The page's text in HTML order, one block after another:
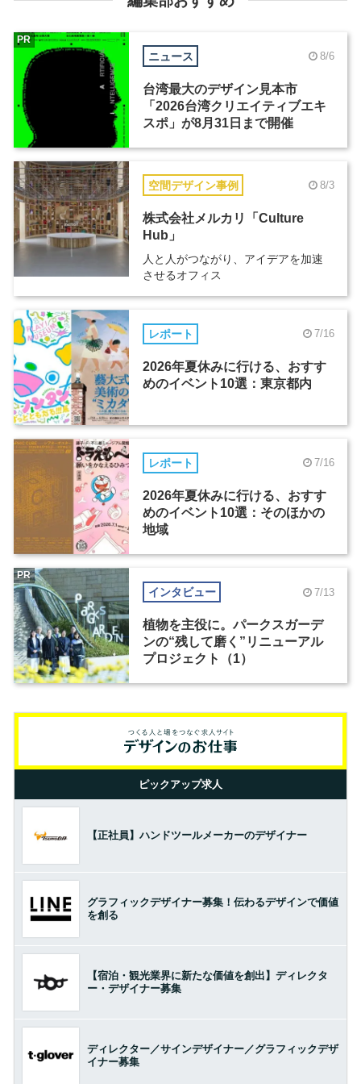
ニュース 8/6
台湾最大のデザイン見本市
「2026台湾クリエイティブエキ
スポ」が8月31日まで開催
PR
空間デザイン事例 8/3
株式会社メルカリ「Culture
Hub」
人と人がつながり、アイデアを加速
させるオフィス
レポート 7/16
2026年夏休みに行ける、おすす
めのイベント10選：東京都内
レポート 7/16
2026年夏休みに行ける、おすす
めのイベント10選：そのほかの
地域
インタビュー 7/13
植物を主役に。パークスガーデ
ンの“残して磨く”リニューアル
プロジェクト（1）
PR
ピックアップ求人
【正社員】ハンドツールメーカーのデザイナー
グラフィックデザイナー募集！伝わるデザインで価値
を創る
【宿泊・観光業界に新たな価値を創出】ディレクタ
ー・デザイナー募集
ディレクター／サインデザイナー／グラフィックデザ
イナー募集